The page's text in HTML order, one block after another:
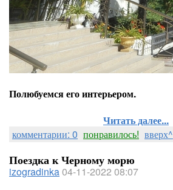
Полюбуемся его интерьером.
Читать далее...
комментарии: 0 понравилось! вверх^
Поездка к Черному морю
izogradinka04-11-2022 08:07